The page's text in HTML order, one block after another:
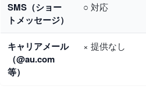
SMS（ショー
トメッセージ）
○ 対応
キャリアメール
（@au.com
等）
× 提供なし